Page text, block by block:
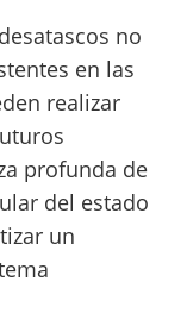
no
en las
realizar
profunda de
del estado
un